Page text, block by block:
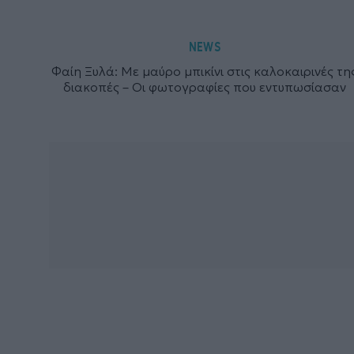
NEWS
Φαίη Ξυλά: Με μαύρο μπικίνι στις καλοκαιρινές
διακοπές – Οι φωτογραφίες που εντυπωσίασαν